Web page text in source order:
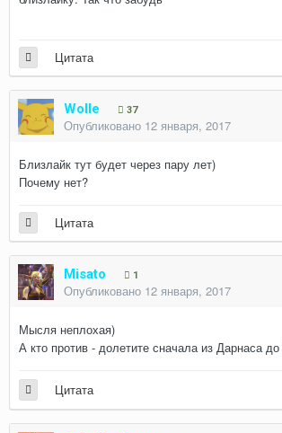
Цитата
Wolle 37
Опубликовано 12 января, 2017
Близлайк тут будет через пару лет)
Почему нет?
Цитата
Misato 1
Опубликовано 12 января, 2017
Мысля неплохая)
А кто против - долетите сначала из Дарнаса
Цитата